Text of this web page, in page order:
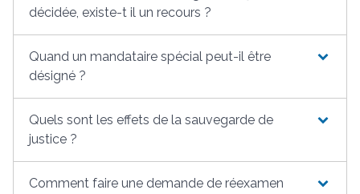
décidée, existe-t il un recours ?
Quand un mandataire spécial peut-il être
désigné ?
Quels sont les effets de la sauvegarde de
justice ?
Comment faire une demande de réexamen